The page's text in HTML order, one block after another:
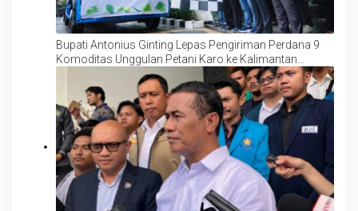
Bupati Antonius Ginting Lepas Pengiriman Perdana 9
Komoditas Unggulan Petani Karo ke Kalimantan